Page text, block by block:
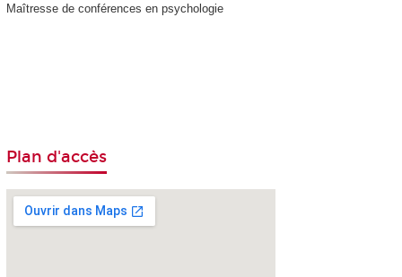
Maîtresse de conférences en psychologie
Plan d'accès